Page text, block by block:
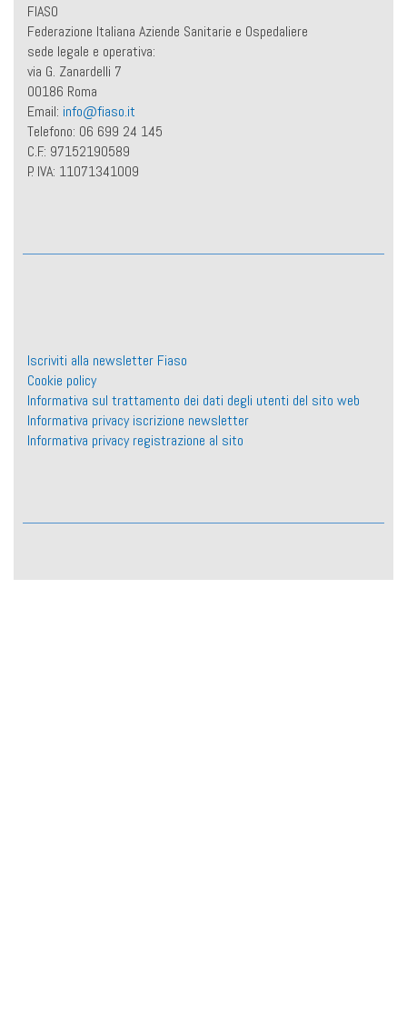
FIASO
Federazione Italiana Aziende Sanitarie e Ospedaliere
sede legale e operativa:
via G. Zanardelli 7
00186 Roma
Email: info@fiaso.it
Telefono: 06 699 24 145
C.F.: 97152190589
P. IVA: 11071341009
Iscriviti alla newsletter Fiaso
Cookie policy
Informativa sul trattamento dei dati degli utenti del sito web
Informativa privacy iscrizione newsletter
Informativa privacy registrazione al sito